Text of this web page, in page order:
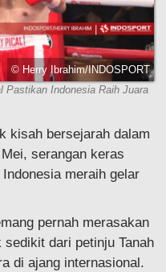
© Herry Ibrahim/INDOSPORT
Indonesia Raih Juara
kisah bersejarah dalam
serangan keras
meraih gelar
pernah merasakan
dari petinju Tanah
di ajang internasional.